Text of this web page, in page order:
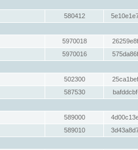
580412
5970018
5970016
502300
587530
589000
589010